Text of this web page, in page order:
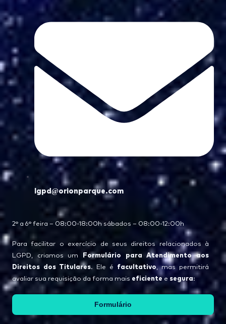
lgpd@orionparque.com
2° a 6° feira – 08:00-18:00h sábados – 08:00-12:00h
Para facilitar o exercício de seus direitos relacionados à
LGPD, criamos um Formulário para Atendimento aos
Direitos dos Titulares. Ele é facultativo, mas permitirá
avaliar sua requisição da forma mais eficientee segura:
Formulário